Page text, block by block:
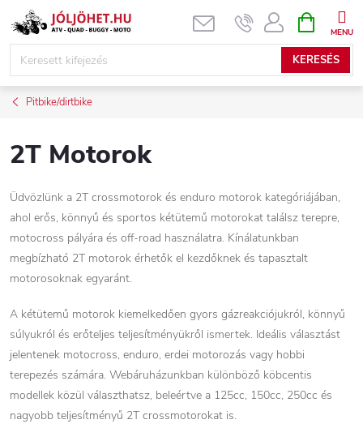
Ugrás
KERESÉS
KOSÁR
Pitbike/dirtbike
2T Motorok
Üdvözlünk a 2T crossmotorok és enduro motorok kategóriájában,
ahol erős, könnyű és sportos kétütemű motorokat találsz terepre,
motocross pályára és off-road használatra. Kínálatunkban
megbízható 2T motorok érhetők el kezdőknek és tapasztalt
motorosoknak egyaránt.
A kétütemű motorok kiemelkedően gyors gázreakciójukról, könnyű
súlyukról és erőteljes teljesítményükről ismertek. Ideális választást
jelentenek motocross, enduro, erdei motorozás vagy hobbi
terepezés számára. Webáruházunkban különböző köbcentis
modellek közül választhatsz, beleértve a 125cc, 150cc, 250cc és
nagyobb teljesítményű 2T crossmotorokat is.